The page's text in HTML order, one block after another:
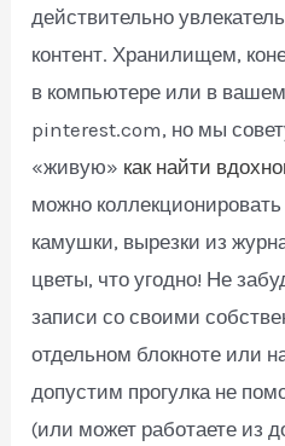
действительно
контент. Хранилищем,
в компьютере или в вашем
pinterest.com, но мы
«живую» как найти
можно
камушки, вырезки из
цветы, что угодно! Не
записи со своими
отдельном блокноте или
допустим прогулка не
(или может работаете из